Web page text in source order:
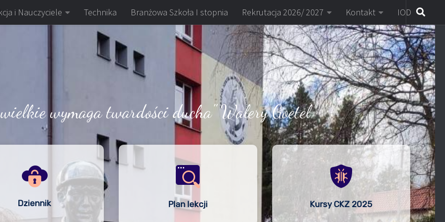
i Nauczyciele Technika Branżowa Szkoła I stopnia Rekrutacja 2026/ 2027 Kontakt IOD
wymaga twardości ducha" Walery Goetel
Dziennik Plan lekcji Kursy CKZ 2025